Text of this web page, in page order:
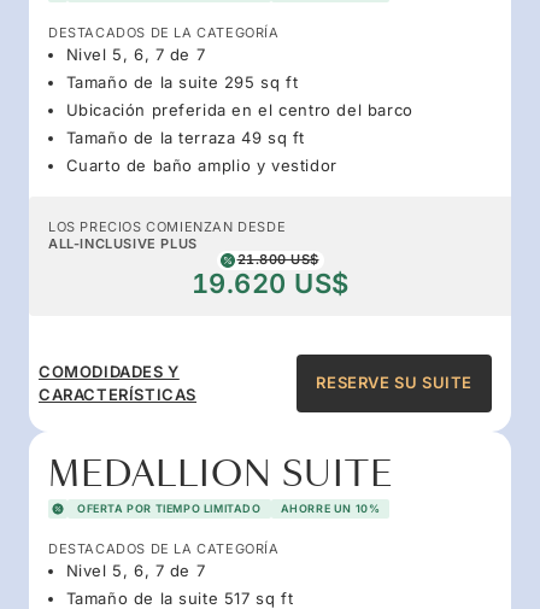
DESTACADOS DE LA CATEGORÍA
Nivel 5, 6, 7 de 7
Tamaño de la suite 295 sq ft
Ubicación preferida en el centro del barco
Tamaño de la terraza 49 sq ft
Cuarto de baño amplio y vestidor
LOS PRECIOS COMIENZAN DESDE
ALL-INCLUSIVE PLUS
21.800 US$
19.620 US$
COMODIDADES Y
CARACTERÍSTICAS
RESERVE SU SUITE
MEDALLION SUITE
OFERTA POR TIEMPO LIMITADO AHORRE UN 10%
DESTACADOS DE LA CATEGORÍA
Nivel 5, 6, 7 de 7
Tamaño de la suite 517 sq ft